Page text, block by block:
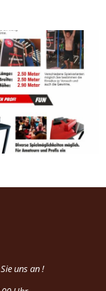
Ninja Wall
uns an !